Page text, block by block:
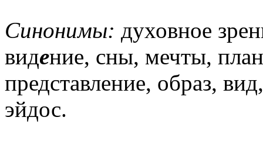
Синонимы: духовное
видение, сны, мечты,
представление, образ,
эйдос.